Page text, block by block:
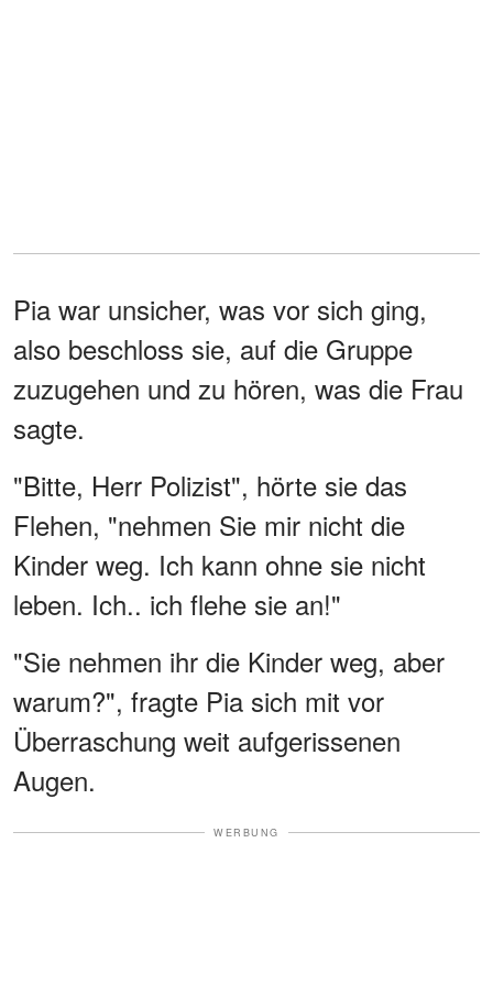
Pia war unsicher, was vor sich ging,
also beschloss sie, auf die Gruppe
zuzugehen und zu hören, was die Frau
sagte.
"Bitte, Herr Polizist", hörte sie das
Flehen, "nehmen Sie mir nicht die
Kinder weg. Ich kann ohne sie nicht
leben. Ich.. ich flehe sie an!"
"Sie nehmen ihr die Kinder weg, aber
warum?", fragte Pia sich mit vor
Überraschung weit aufgerissenen
Augen.
WERBUNG